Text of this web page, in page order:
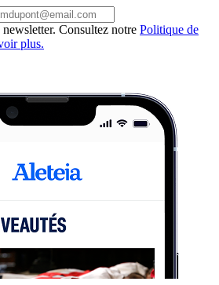
Consultez notre Politique de
plus.